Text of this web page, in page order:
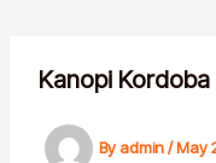
contentKanopi
Byadmin/May